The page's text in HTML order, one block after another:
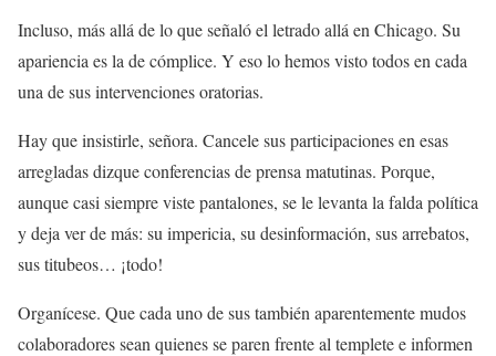
Incluso, más allá de lo que señaló el letrado allá en Chicago. Su
apariencia es la de cómplice. Y eso lo hemos visto todos en cada
una de sus intervenciones oratorias.
Hay que insistirle, señora. Cancele sus participaciones en esas
arregladas dizque conferencias de prensa matutinas. Porque,
aunque casi siempre viste pantalones, se le levanta la falda política
y deja ver de más: su impericia, su desinformación, sus arrebatos,
sus titubeos… ¡todo!
Organícese. Que cada uno de sus también aparentemente mudos
colaboradores sean quienes se paren frente al templete e informen